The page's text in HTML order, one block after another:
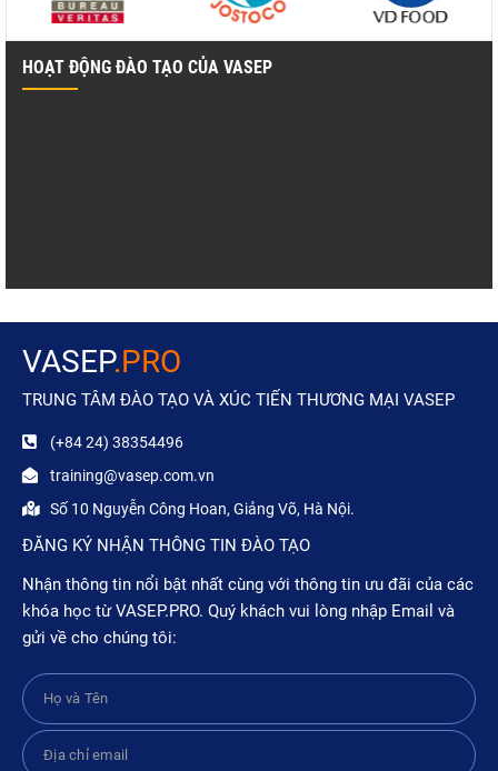
HOẠT ĐỘNG ĐÀO TẠO CỦA VASEP
VASEP.PRO
TRUNG TÂM ĐÀO TẠO VÀ XÚC TIẾN THƯƠNG MẠI VASEP
(+84 24) 38354496
training@vasep.com.vn
Số 10 Nguyễn Công Hoan, Giảng Võ, Hà Nội.
ĐĂNG KÝ NHẬN THÔNG TIN ĐÀO TẠO
Nhận thông tin nổi bật nhất cùng với thông tin ưu đãi của các
khóa học từ VASEP.PRO. Quý khách vui lòng nhập Email và
gửi về cho chúng tôi: